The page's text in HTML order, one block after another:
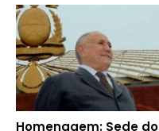
Homenagem: Sede do